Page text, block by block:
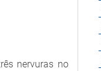
nervuras no